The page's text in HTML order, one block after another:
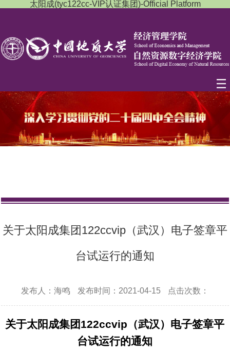
太阳成(tyc122cc-VIP认证集团)-Official Platform
关于太阳成集团122ccvip（武汉）电子签章平
台试运行的通知
发布人：海鸣 发布时间：2021-04-15 点击次数：
关于太阳成集团122ccvip（武汉）电子签章平
台试运行的通知